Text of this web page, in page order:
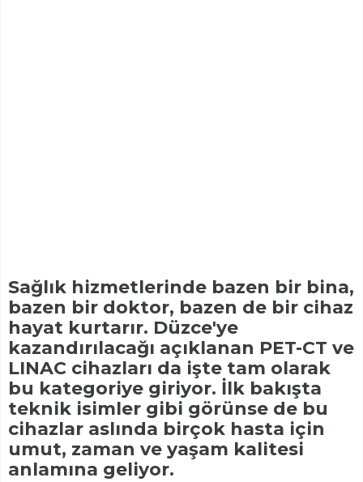
Sağlık hizmetlerinde bazen bir bina,
bazen bir doktor, bazen de bir cihaz
hayat kurtarır. Düzce'ye
kazandırılacağı açıklanan PET-CT ve
LINAC cihazları da işte tam olarak
bu kategoriye giriyor. İlk bakışta
teknik isimler gibi görünse de bu
cihazlar aslında birçok hasta için
umut, zaman ve yaşam kalitesi
anlamına geliyor.